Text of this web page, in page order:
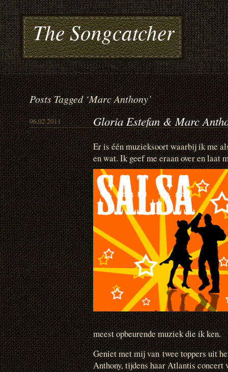
The Songcatcher
Posts Tagged ‘Marc Anthony’
06.02.2011 Gloria Estefan & Marc
Er is één muzieksoort waarbij ik me
en wat. Ik geef me eraan over en laat
meest opbeurende muziek die ik ken.
Geniet met mij van twee toppers uit
Anthony, tijdens haar Atlantis concert